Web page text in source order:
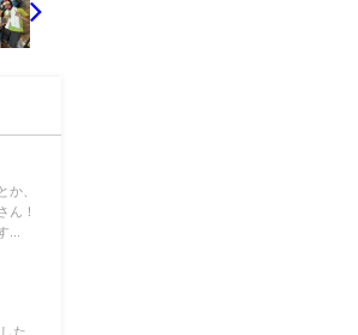
か、
ん！
...
た